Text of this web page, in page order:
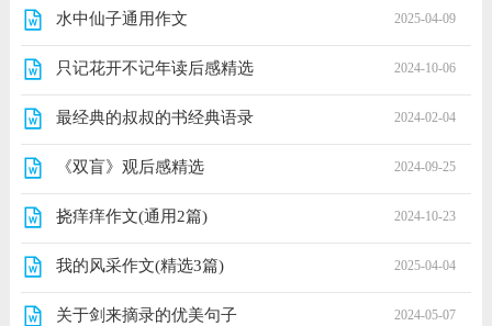
水中仙子通用作文 2025-04-09
只记花开不记年读后感精选 2024-10-06
最经典的叔叔的书经典语录 2024-02-04
《双盲》观后感精选 2024-09-25
挠痒痒作文(通用2篇) 2024-10-23
我的风采作文(精选3篇) 2025-04-04
关于剑来摘录的优美句子 2024-05-07